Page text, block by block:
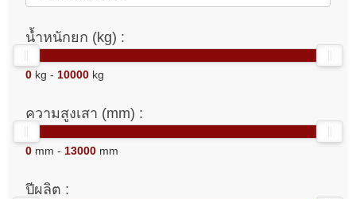
น้ำหนักยก (kg) :
0 kg - 10000 kg
ความสูงเสา (mm) :
0 mm - 13000 mm
ปีผลิต :